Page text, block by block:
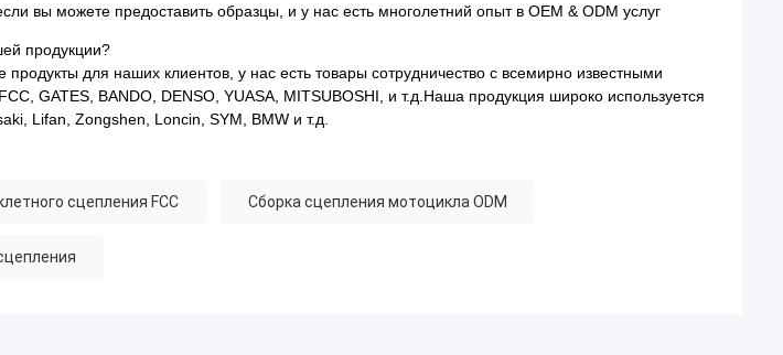
вы можете предоставить образцы, и у нас есть многолетний опыт в OEM & ODM услуг
продукции?
для наших клиентов, у нас есть товары сотрудничество с всемирно известными
GATES, BANDO, DENSO, YUASA, MITSUBOSHI, и т.д.Наша продукция широко используется
Lifan, Zongshen, Loncin, SYM, BMW и т.д.
сцепления FCC Сборка сцепления мотоцикла ODM